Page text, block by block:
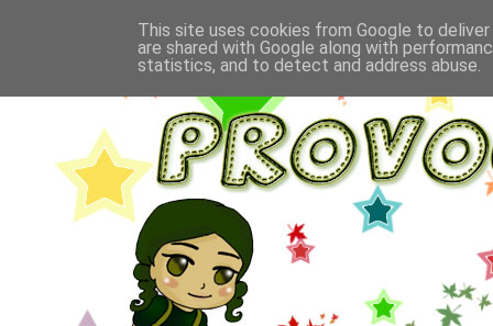
This site uses cookies from Google to
are shared with Google along with
statistics, and to detect and address abuse.